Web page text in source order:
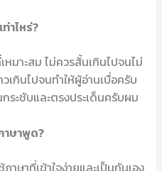
าไหร่?
หมาะสม ไม่ควรสั้นเกินไปจนไม่
เกินไปจนทำให้ผู้อ่านเบื่อครับ
ระชับและตรงประเด็นครับผม
าษาพูด?